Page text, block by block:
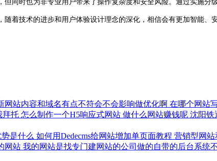
时也为非专业用户带来了操作复杂度和安全风险。通过实施分
着技术的进步和用户体验设计理念的深化，相信会有更加智能、
网站内容和域名有点不符会不会影响做优化啊 在哪个网站
拜托 怎么制作一个H5响应式网站 做什么网站赚钱呢 沈阳铁
势是什么 如何用Dedecms给网站增加单页面教程 营销型网站
网站 我的网站是找专门建网站的公司做的自带的后台系统